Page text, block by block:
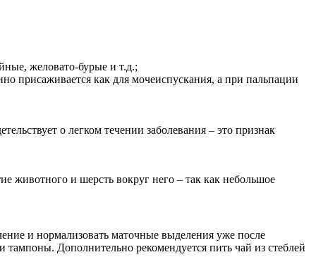
желовато-бурые и т.д.;
присаживается как для мочеиспускания, а при пальпации
о легком течении заболевания – это признак
животного и шерсть вокруг него – так как небольшое
и нормализовать маточные выделения уже после
Дополнительно рекомендуется пить чай из стеблей